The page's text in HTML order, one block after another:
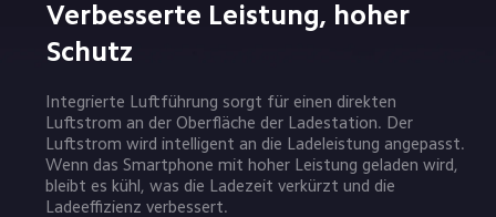
Verbesserte Leistung, hoher
Schutz
Integrierte Luftführung sorgt für einen direkten
Luftstrom an der Oberfläche der Ladestation. Der
Luftstrom wird intelligent an die Ladeleistung angepasst.
Wenn das Smartphone mit hoher Leistung geladen wird,
bleibt es kühl, was die Ladezeit verkürzt und die
Ladeeffizienz verbessert.